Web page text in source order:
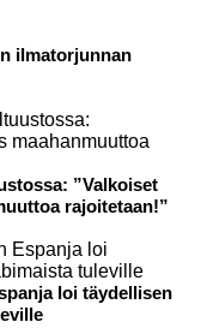
ilmatorjunnan
”Valkoiset
rajoitetaan!”
loi täydellisen